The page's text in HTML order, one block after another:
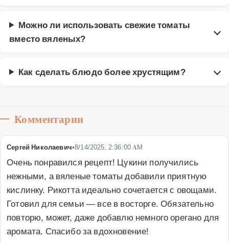
Можно ли использовать свежие томаты
вместо вяленых?
Как сделать блюдо более хрустящим?
Комментарии
Сергей Николаевич•8/14/2025, 2:36:00 AM
Очень понравился рецепт! Цукини получились
нежными, а вяленые томаты добавили приятную
кислинку. Рикотта идеально сочетается с овощами.
Готовил для семьи — все в восторге. Обязательно
повторю, может, даже добавлю немного орегано для
аромата. Спасибо за вдохновение!